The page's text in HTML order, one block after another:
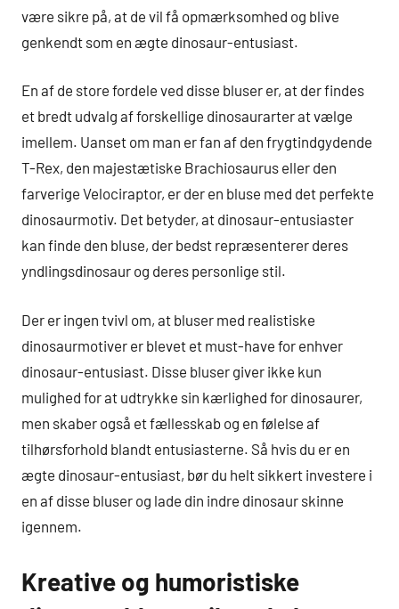
være sikre på, at de vil få opmærksomhed og blive
genkendt som en ægte dinosaur-entusiast.
En af de store fordele ved disse bluser er, at der findes
et bredt udvalg af forskellige dinosaurarter at vælge
imellem. Uanset om man er fan af den frygtindgydende
T-Rex, den majestætiske Brachiosaurus eller den
farverige Velociraptor, er der en bluse med det perfekte
dinosaurmotiv. Det betyder, at dinosaur-entusiaster
kan finde den bluse, der bedst repræsenterer deres
yndlingsdinosaur og deres personlige stil.
Der er ingen tvivl om, at bluser med realistiske
dinosaurmotiver er blevet et must-have for enhver
dinosaur-entusiast. Disse bluser giver ikke kun
mulighed for at udtrykke sin kærlighed for dinosaurer,
men skaber også et fællesskab og en følelse af
tilhørsforhold blandt entusiasterne. Så hvis du er en
ægte dinosaur-entusiast, bør du helt sikkert investere i
en af disse bluser og lade din indre dinosaur skinne
igennem.
Kreative og humoristiske